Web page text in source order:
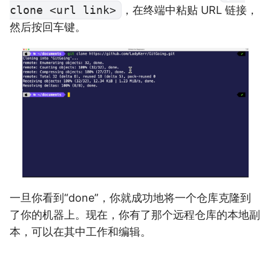
clone <url link>
，在终端中粘贴 URL 链接，
然后按回车键。
一旦你看到“done”，你就成功地将一个仓库克隆到
了你的机器上。现在，你有了那个远程仓库的本地副
本，可以在其中工作和编辑。